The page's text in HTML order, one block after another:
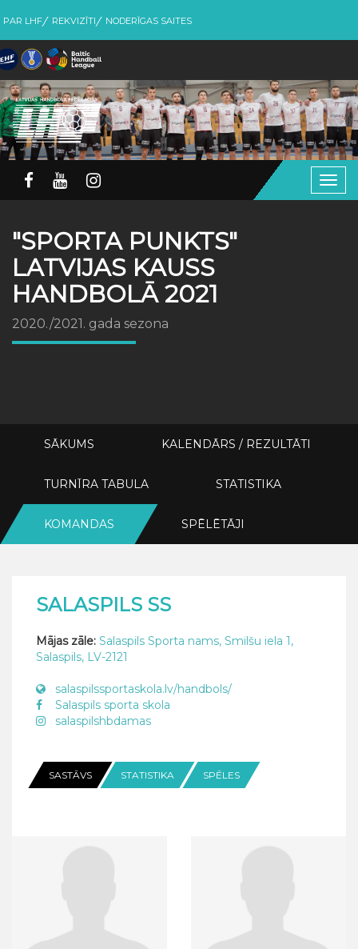
PAR LHF REKVIZĪTI NODERĪGAS SAITES
"SPORTA PUNKTS"
LATVIJAS KAUSS
HANDBOLĀ 2021
2020./2021. gada sezona
SĀKUMS KALENDĀRS / REZULTĀTI
TURNĪRA TABULA STATISTIKA
KOMANDAS SPĒLĒTĀJI
SALASPILS SS
Mājas zāle: Salaspils Sporta nams, Smilšu iela 1,
Salaspils, LV-2121
salaspilssportaskola.lv/handbols/
Salaspils sporta skola
salaspilshbdamas
SASTĀVS STATISTIKA SPĒLES